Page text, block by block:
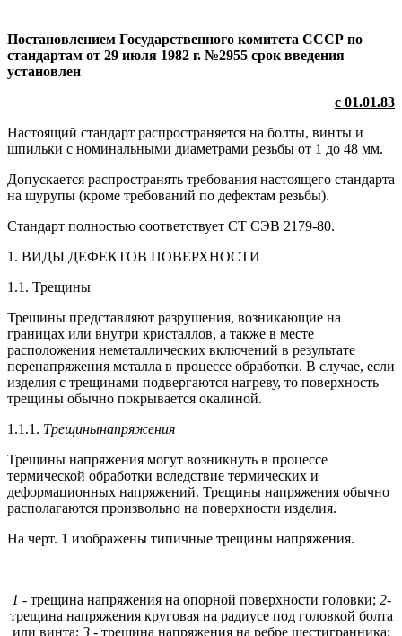
Постановлением Государственного комитета СССР по
стандартам от 29 июля 1982 г. №2955 срок введения
установлен
с 01.01.83
Настоящий стандарт распространяется на болты, винты и
шпильки с номинальными диаметрами резьбы от 1 до 48 мм.
Допускается распространять требования настоящего стандарта
на шурупы (кроме требований по дефектам резьбы).
Стандарт полностью соответствует СТ СЭВ 2179-80.
1. ВИДЫ ДЕФЕКТОВ ПОВЕРХНОСТИ
1.1. Трещины
Трещины представляют разрушения, возникающие на
границах или внутри кристаллов, а также в месте
расположения неметаллических включений в результате
перенапряжения металла в процессе обработки. В случае, если
изделия с трещинами подвергаются нагреву, то поверхность
трещины обычно покрывается окалиной.
1.1.1. Трещинынапряжения
Трещины напряжения могут возникнуть в процессе
термической обработки вследствие термических и
деформационных напряжений. Трещины напряжения обычно
располагаются произвольно на поверхности изделия.
На черт. 1 изображены типичные трещины напряжения.
1 - трещина напряжения на опорной поверхности головки; 2-
трещина напряжения круговая на радиусе под головкой болта
или винта; 3- трещина напряжения на ребре шестигранника;